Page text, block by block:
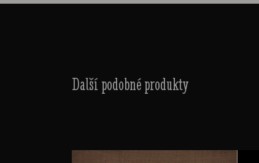
Další podobné produkty